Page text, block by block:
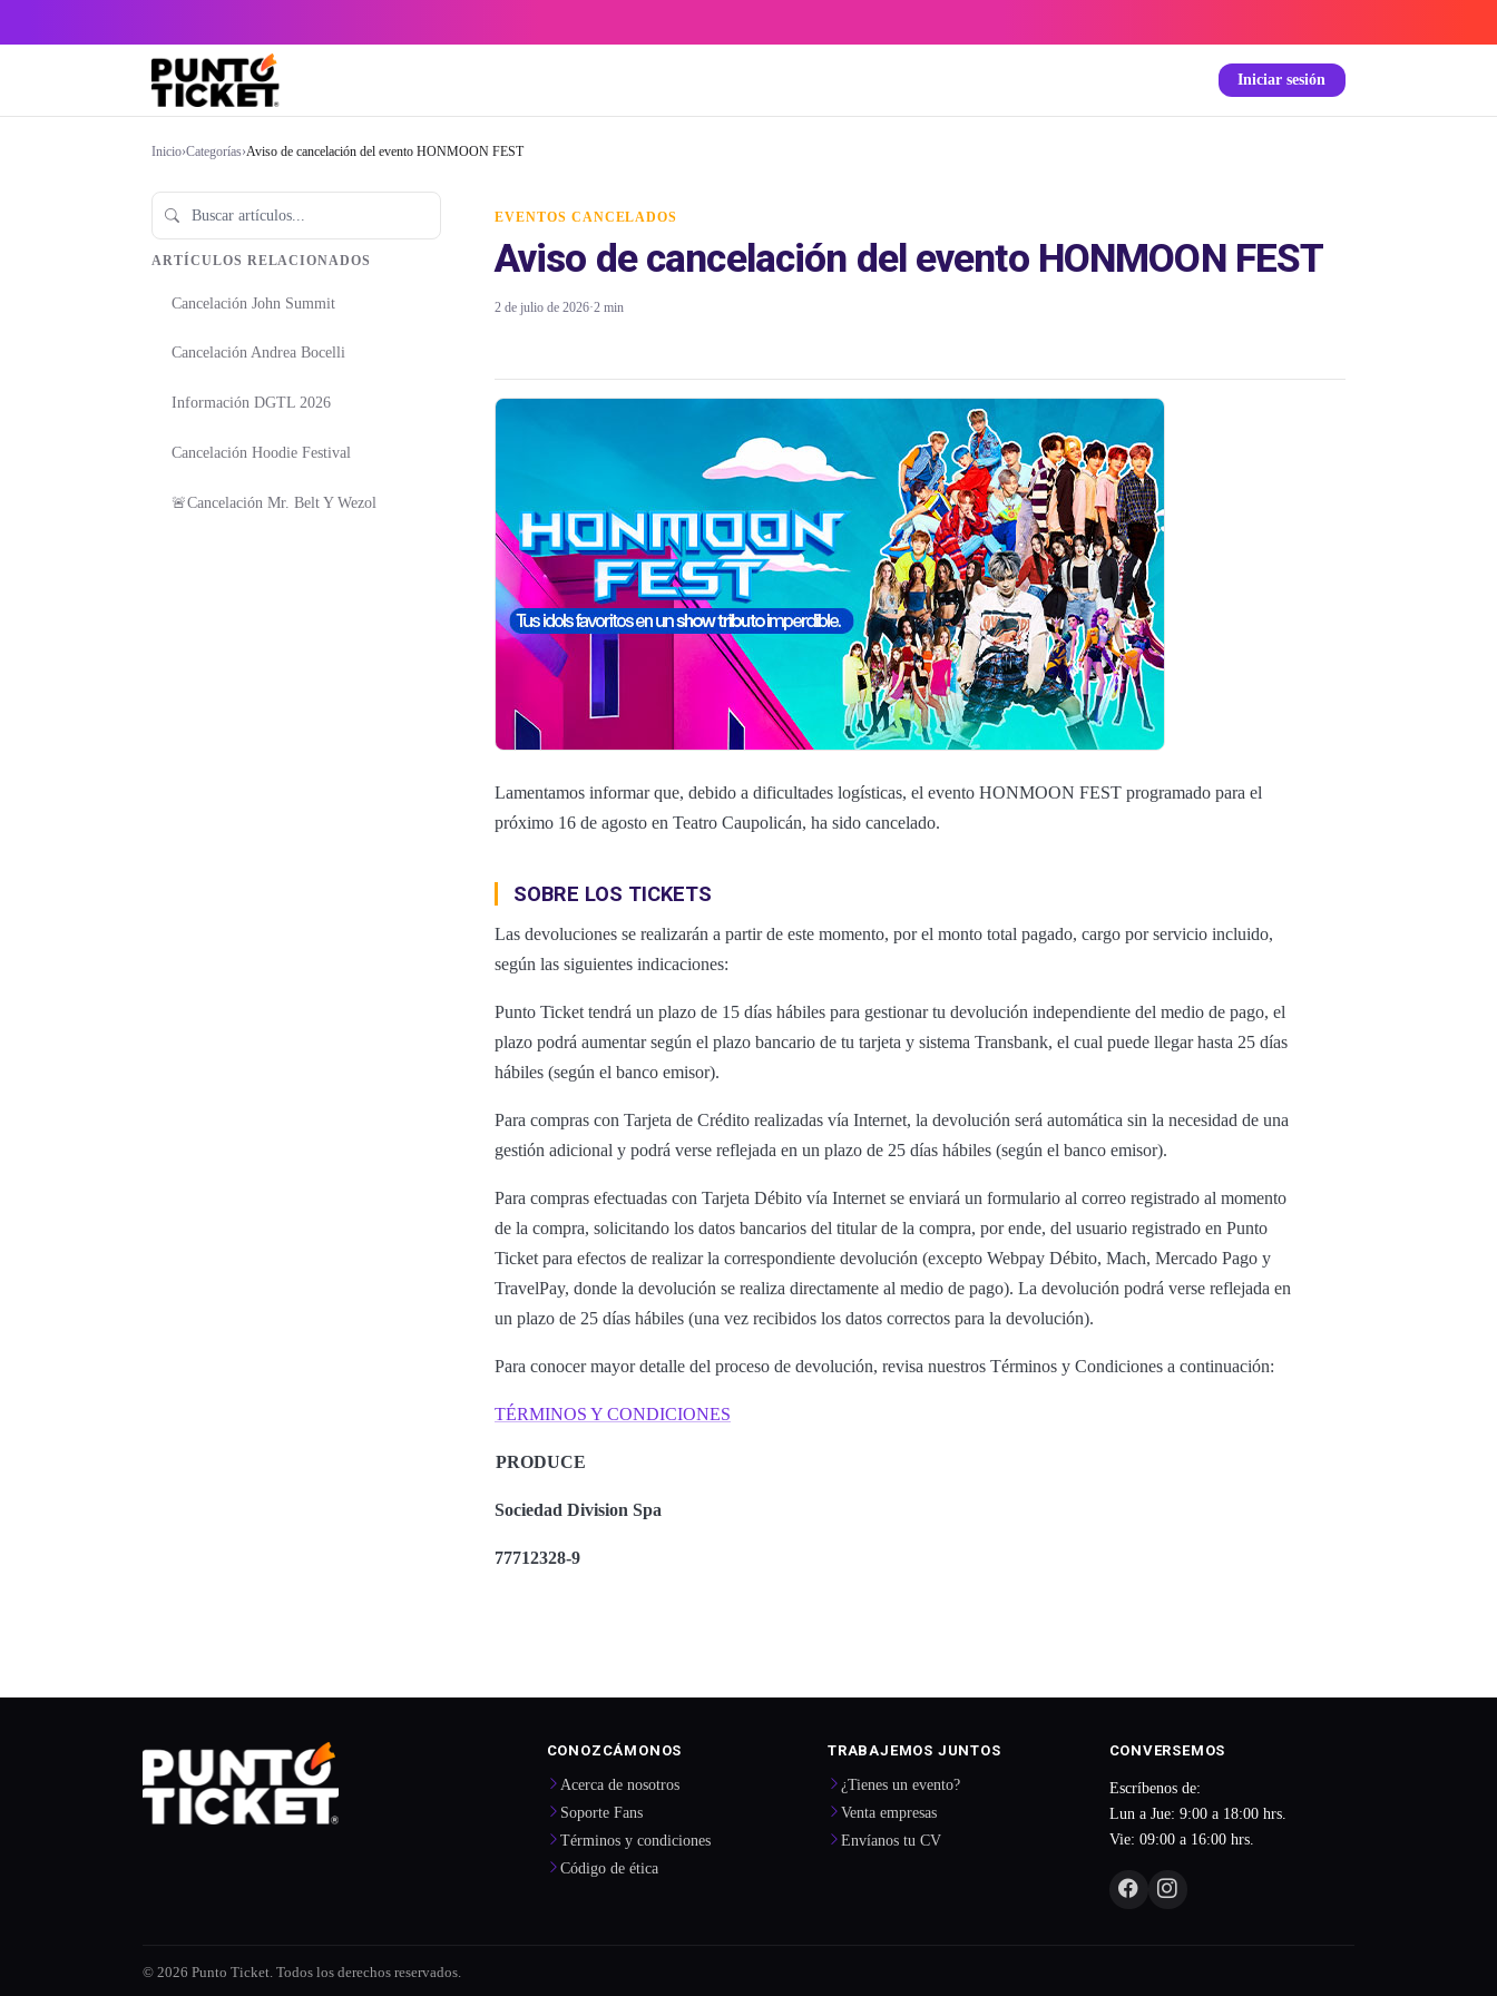
Iniciar sesión
Inicio›Categorías›Aviso de cancelación del evento HONMOON FEST
ARTÍCULOS RELACIONADOS
Cancelación John Summit
Cancelación Andrea Bocelli
Información DGTL 2026
Cancelación Hoodie Festival
🚨Cancelación Mr. Belt Y Wezol
EVENTOS CANCELADOS
Aviso de cancelación del evento HONMOON FEST
2 de julio de 2026·2 min
Lamentamos informar que, debido a dificultades logísticas, el evento HONMOON FEST programado para el
próximo 16 de agosto en Teatro Caupolicán, ha sido cancelado.
SOBRE LOS TICKETS
Las devoluciones se realizarán a partir de este momento, por el monto total pagado, cargo por servicio incluido,
según las siguientes indicaciones:
Punto Ticket tendrá un plazo de 15 días hábiles para gestionar tu devolución independiente del medio de pago, el
plazo podrá aumentar según el plazo bancario de tu tarjeta y sistema Transbank, el cual puede llegar hasta 25 días
hábiles (según el banco emisor).
Para compras con Tarjeta de Crédito realizadas vía Internet, la devolución será automática sin la necesidad de una
gestión adicional y podrá verse reflejada en un plazo de 25 días hábiles (según el banco emisor).
Para compras efectuadas con Tarjeta Débito vía Internet se enviará un formulario al correo registrado al momento
de la compra, solicitando los datos bancarios del titular de la compra, por ende, del usuario registrado en Punto
Ticket para efectos de realizar la correspondiente devolución (excepto Webpay Débito, Mach, Mercado Pago y
TravelPay, donde la devolución se realiza directamente al medio de pago). La devolución podrá verse reflejada en
un plazo de 25 días hábiles (una vez recibidos los datos correctos para la devolución).
Para conocer mayor detalle del proceso de devolución, revisa nuestros Términos y Condiciones a continuación:
TÉRMINOS Y CONDICIONES
PRODUCE
Sociedad Division Spa
77712328-9
CONOZCÁMONOS
Acerca de nosotros
Soporte Fans
Términos y condiciones
Código de ética
TRABAJEMOS JUNTOS
¿Tienes un evento?
Venta empresas
Envíanos tu CV
CONVERSEMOS
Escríbenos de:
Lun a Jue: 9:00 a 18:00 hrs.
Vie: 09:00 a 16:00 hrs.
© 2026 Punto Ticket. Todos los derechos reservados.